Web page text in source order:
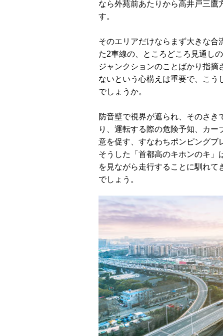
なら外苑前あたりから高井戸三鷹
す。
そのエリアだけならまず大きな
た2車線の、ところどころ見通し
ジャンクションのことばかり指
ないという心構えは重要で、こう
でしょうか。
防音壁で視界が遮られ、そのさき
り、運転する際の危険予知、カ
意を促す、すなわちポンピングブ
そうした「首都高のキホンのキ
を見ながら走行することに馴れ
でしょう。